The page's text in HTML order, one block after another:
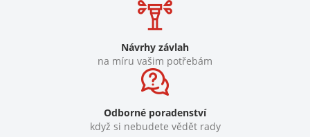
Návrhy závlah
na míru vašim potřebám
Odborné poradenství
když si nebudete vědět rady